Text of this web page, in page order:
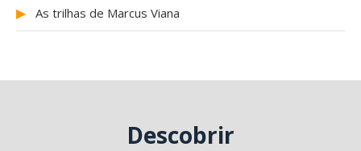
▶ As trilhas de Marcus Viana
Descobrir